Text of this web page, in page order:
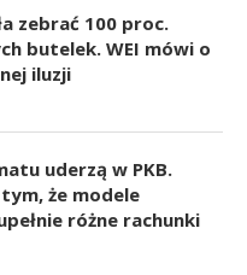
zebrać 100 proc.
butelek. WEI mówi o
iluzji
uderzą w PKB.
że modele
różne rachunki